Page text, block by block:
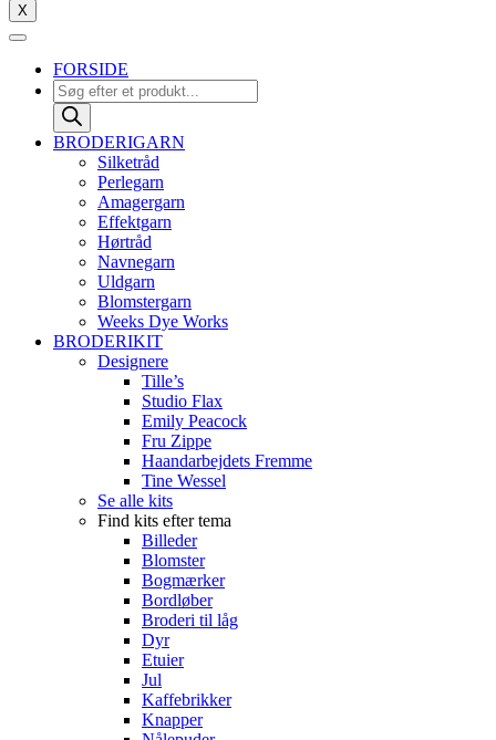
X
FORSIDE
Products
search
BRODERIGARN
Silketråd
Perlegarn
Amagergarn
Effektgarn
Hørtråd
Navnegarn
Uldgarn
Blomstergarn
Weeks Dye Works
BRODERIKIT
Designere
Tille’s
Studio Flax
Emily Peacock
Fru Zippe
Haandarbejdets Fremme
Tine Wessel
Se alle kits
Find kits efter tema
Billeder
Blomster
Bogmærker
Bordløber
Broderi til låg
Dyr
Etuier
Jul
Kaffebrikker
Knapper